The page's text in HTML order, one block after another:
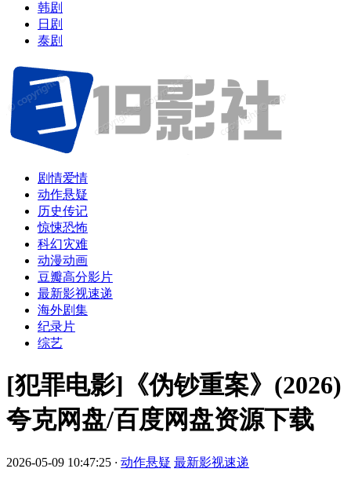
韩剧
日剧
泰剧
剧情爱情
动作悬疑
历史传记
惊悚恐怖
科幻灾难
动漫动画
豆瓣高分影片
最新影视速递
海外剧集
纪录片
综艺
[犯罪电影]《伪钞重案》(2026)
夸克网盘/百度网盘资源下载
2026-05-09 10:47:25 · 动作悬疑 最新影视速递